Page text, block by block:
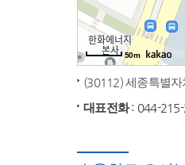
50m
(30112) 세종특별
대표전화: 044-